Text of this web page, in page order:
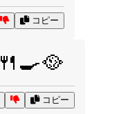
コピー
🍴🍳🥘
コピー